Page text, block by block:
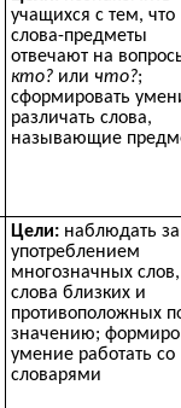
учащихся с тем, что
слова-предметы
отвечают на
кто? или что?;
сформировать
различать слова,
называющие
Цели: наблюдать за
употреблением
многозначных слов,
слова близких и
противоположных
значению;
умение работать со
словарями